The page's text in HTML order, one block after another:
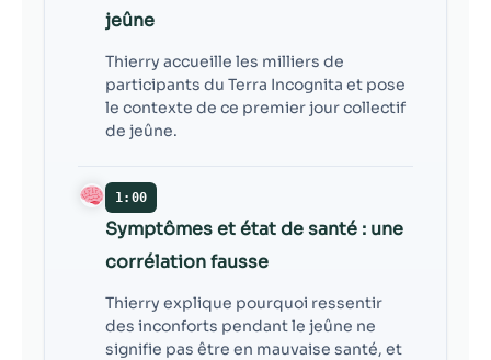
jeûne
Thierry accueille les milliers de
participants du Terra Incognita et pose
le contexte de ce premier jour collectif
de jeûne.
1:00
Symptômes et état de santé : une
corrélation fausse
Thierry explique pourquoi ressentir
des inconforts pendant le jeûne ne
signifie pas être en mauvaise santé, et